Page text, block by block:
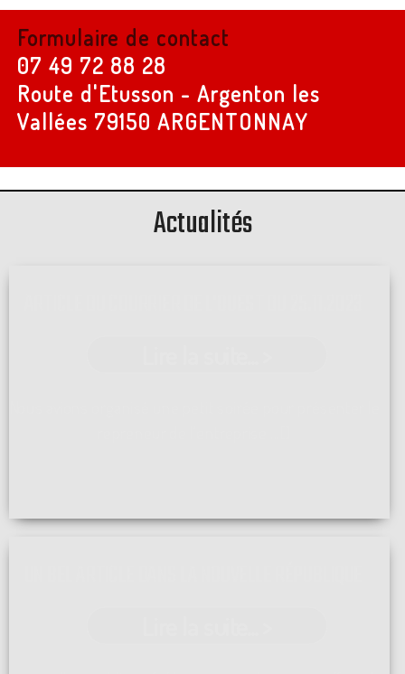
Formulaire de contact
07 49 72 88 28
Route d'Etusson - Argenton les
Vallées 79150 ARGENTONNAY
Actualités